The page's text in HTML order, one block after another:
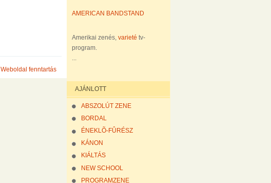
Weboldal fenntartás
AMERICAN BANDSTAND
Amerikai zenés, varieté tv-
program.
...
AJÁNLOTT
ABSZOLÚT ZENE
BORDAL
ÉNEKLÕ-FÛRÉSZ
KÁNON
KIÁLTÁS
NEW SCHOOL
PROGRAMZENE